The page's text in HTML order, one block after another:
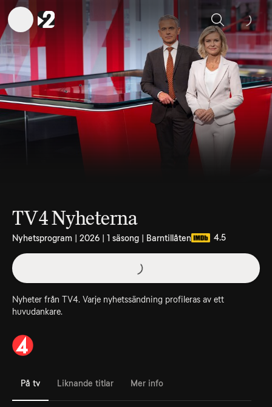
Sök
TV4 Nyheterna
Nyhetsprogram | 2026 | 1 säsong | Barntillåten 4.5
Nyheter från TV4. Varje nyhetssändning profileras av ett
huvudankare.
På tv Liknande titlar Mer info